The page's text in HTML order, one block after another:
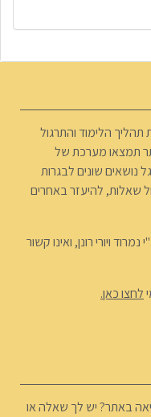
תהליך הלימוד והתרגול
תמצאו מערכת של
נושאים שונים לבגרות
שאלות, להיעזר באחרים
ויורי רונן, ואינו קשור
לחצו כאן.
באתר? יש לך שאלה או